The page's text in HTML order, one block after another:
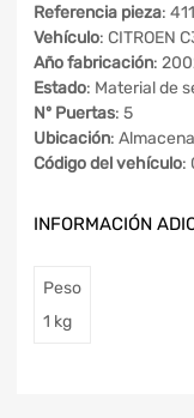
Referencia pieza:
Vehículo: CITROEN
Año fabricación:
Estado: Material de
Nº Puertas: 5
Ubicación:
Código del vehículo:
INFORMACIÓN
Peso
1 kg